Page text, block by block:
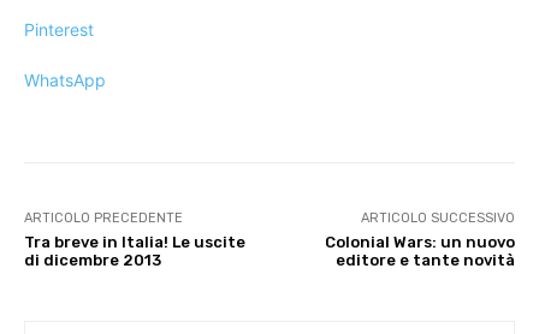
Pinterest
WhatsApp
ARTICOLO PRECEDENTE
Tra breve in Italia! Le uscite
di dicembre 2013
ARTICOLO SUCCESSIVO
Colonial Wars: un nuovo
editore e tante novità